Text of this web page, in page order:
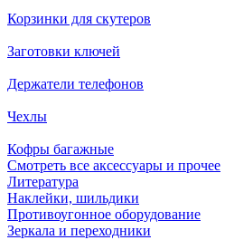
Корзинки для скутеров
Заготовки ключей
Держатели телефонов
Чехлы
Кофры багажные
Смотреть все аксессуары и прочее
Литература
Наклейки, шильдики
Противоугонное оборудование
Зеркала и переходники